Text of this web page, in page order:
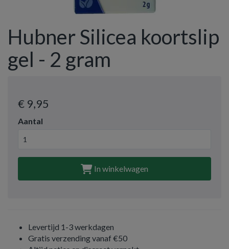
Hubner Silicea koortslip
gel - 2 gram
€ 9,95
Aantal
In winkelwagen
Levertijd 1-3 werkdagen
Gratis verzending vanaf €50